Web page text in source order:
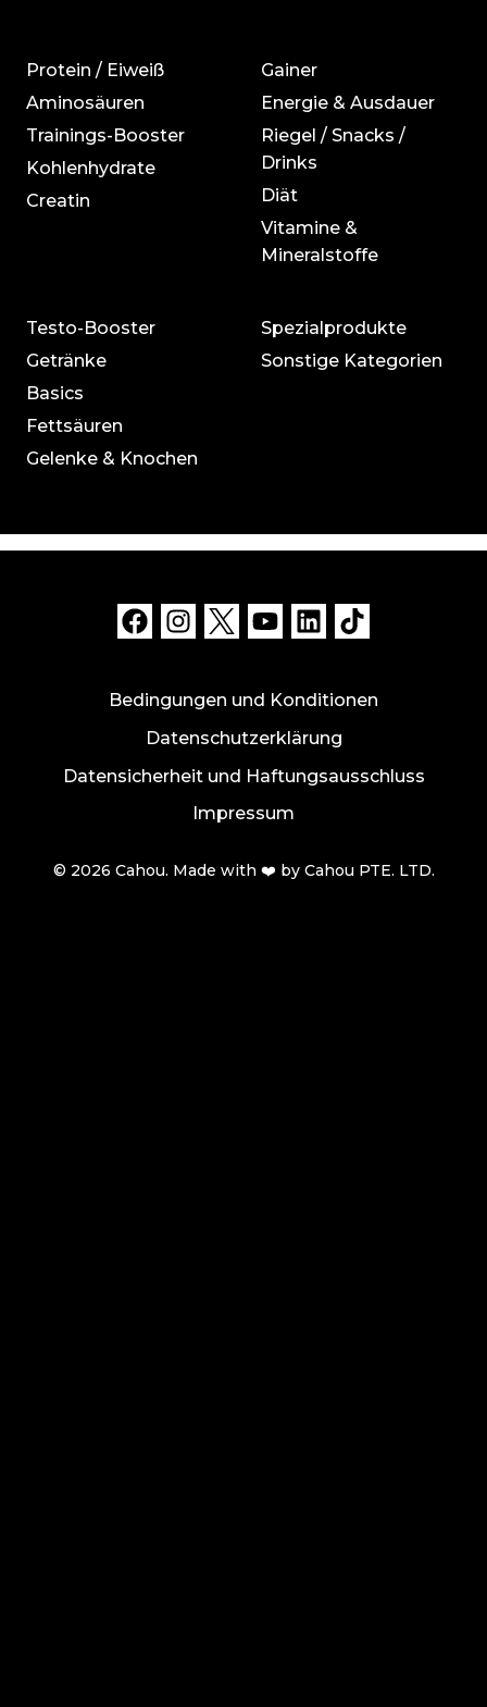
Protein / Eiweiß
Aminosäuren
Trainings-Booster
Kohlenhydrate
Creatin
Gainer
Energie & Ausdauer
Riegel / Snacks /
Drinks
Diät
Vitamine &
Mineralstoffe
Testo-Booster
Getränke
Basics
Fettsäuren
Gelenke & Knochen
Spezialprodukte
Sonstige Kategorien
Bedingungen und Konditionen
Datenschutzerklärung
Datensicherheit und Haftungsausschluss
Impressum
© 2026 Cahou. Made with ❤️ by Cahou PTE. LTD.